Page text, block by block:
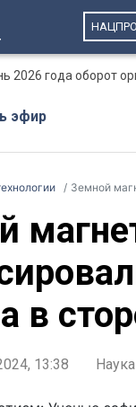
2026 года оборот
эфир
Земной
в
13:38